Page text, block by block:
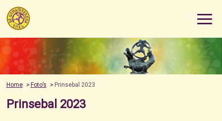
Home Foto’s Prinsebal 2023
Prinsebal 2023